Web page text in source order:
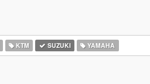
KTM SUZUKI YAMAHA